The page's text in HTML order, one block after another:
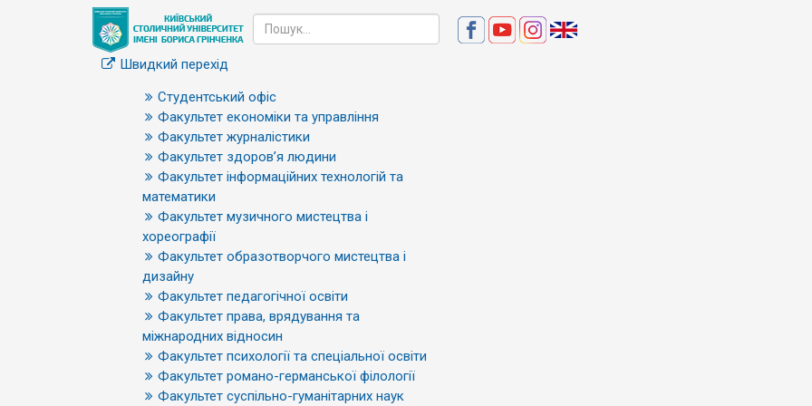
Швидкий перехід
Студентський офіс
Факультет економіки та управління
Факультет журналістики
Факультет здоров’я людини
Факультет інформаційних технологій та
математики
Факультет музичного мистецтва і
хореографії
Факультет образотворчого мистецтва і
дизайну
Факультет педагогічної освіти
Факультет права, врядування та
міжнародних відносин
Факультет психології та спеціальної освіти
Факультет романо-германської філології
Факультет суспільно-гуманітарних наук